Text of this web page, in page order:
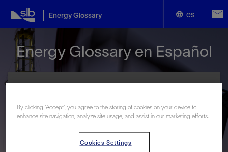
Energy Glossary es
English
Español
Energy Glossary en Español
D E F G
By clicking “Accept”, you agree to the storing of cookies on your device to
enhance site navigation, analyze site usage, and assist in our marketing efforts.
Cookies Settings